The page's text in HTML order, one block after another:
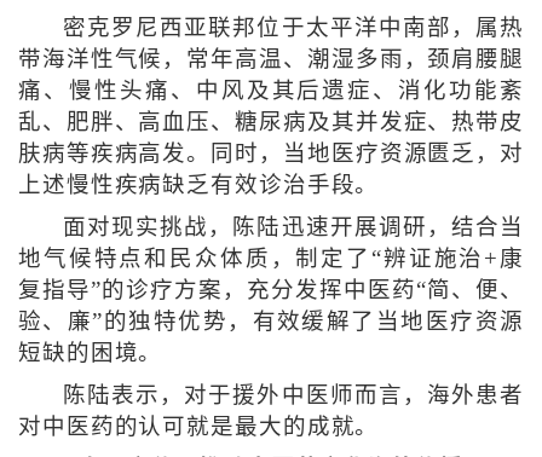
密克罗尼西亚联邦位于太平洋中南部，属热
带海洋性气候，常年高温、潮湿多雨，颈肩腰腿
痛、慢性头痛、中风及其后遗症、消化功能紊
乱、肥胖、高血压、糖尿病及其并发症、热带皮
肤病等疾病高发。同时，当地医疗资源匮乏，对
上述慢性疾病缺乏有效诊治手段。
面对现实挑战，陈陆迅速开展调研，结合当
地气候特点和民众体质，制定了“辨证施治+康
复指导”的诊疗方案，充分发挥中医药“简、便、
验、廉”的独特优势，有效缓解了当地医疗资源
短缺的困境。
陈陆表示，对于援外中医师而言，海外患者
对中医药的认可就是最大的成就。